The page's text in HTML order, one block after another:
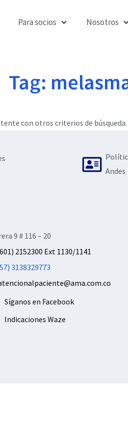
Para socios Nosotros
Tag:
con otros criterios de búsqueda.
Andes
9 # 116 – 20
2152300 Ext 1130/1141
3138329773
Síganos en Facebook
Indicaciones Waze